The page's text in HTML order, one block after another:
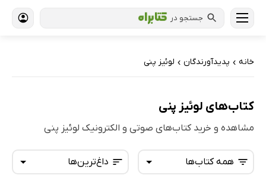
جستجو در
خانه › پدیدآورندگان › لوئیز پنی
کتاب‌های لوئیز پنی
مشاهده و خرید کتاب‌های صوتی و الکترونیک لوئیز پنی
داغ‌ترین‌ها همه کتاب‌ها